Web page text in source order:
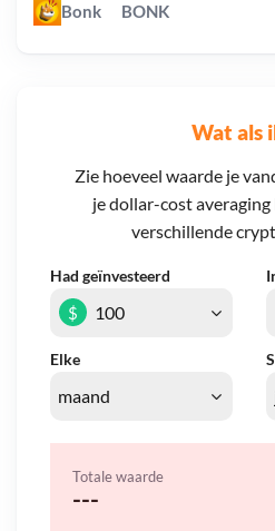
Wat als
Zie hoeveel waarde je
je dollar-cost
verschillende
Had geïnvesteerd
Elke
$
Totale waarde
---
Bonk BONK